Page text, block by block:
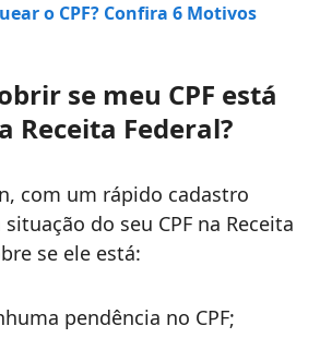
o CPF? Confira 6 Motivos
se meu CPF está
Receita Federal?
com um rápido cadastro
do seu CPF na Receita
se ele está:
pendência no CPF;